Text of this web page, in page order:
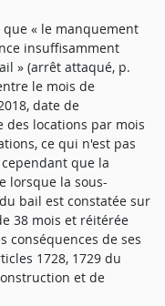
que « le manquement
insuffisamment
» (arrêt attaqué, p.
le mois de
date de
des locations par mois
ce qui n'est pas
que la
lorsque la sous-
bail est constatée sur
38 mois et réitérée
conséquences de ses
1728, 1729 du
et de